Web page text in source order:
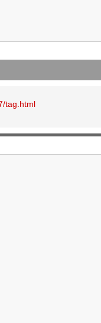
tag.html